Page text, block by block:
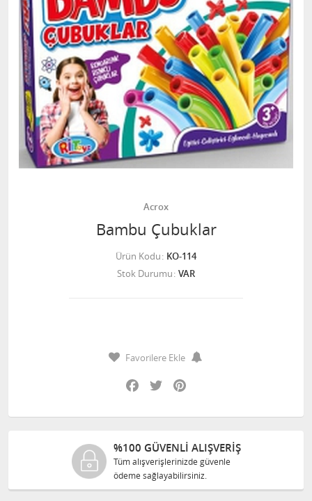
Acrox
Bambu Çubuklar
Ürün Kodu KO-114
Stok Durumu VAR
Favorilere Ekle
Facebook
Twitter
%100 GÜVENLİ ALIŞVERİŞ
Tüm alışverişlerinizde güvenle
ödeme sağlayabilirsiniz.